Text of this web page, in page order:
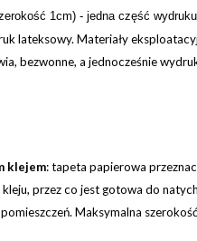
1cm) - jedna część
lateksowy. Materiały
bezwonne, a jednocześnie
klejem:tapeta papierowa
przez co jest gotowa do
Maksymalna